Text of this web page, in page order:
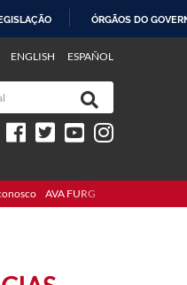
ÓRGÃOS DO
ENGLISH ESPAÑOL
AVA FURG